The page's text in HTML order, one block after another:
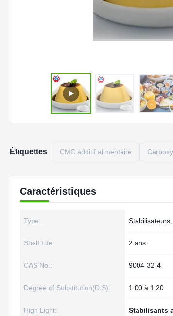
Étiquettes CMC additif alimentaire
Caractéristiques
Type:
Shelf Life: 2 ans
CAS No.: 9004-32-4
Degree of Substitution(D.S): 1.00 à 1.20
High Light: Stabilisants